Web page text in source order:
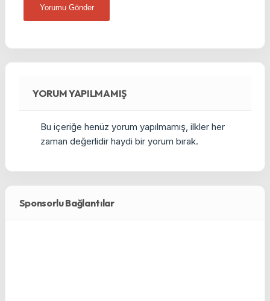
YORUM YAPILMAMIŞ
Bu içeriğe henüz yorum yapılmamış, ilkler her
zaman değerlidir haydi bir yorum bırak.
Sponsorlu Bağlantılar